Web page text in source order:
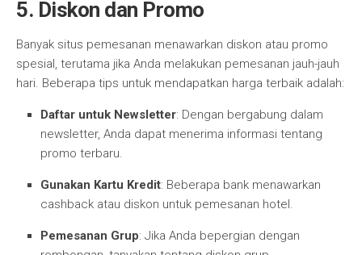
5. Diskon dan Promo
Banyak situs pemesanan menawarkan diskon atau promo
spesial, terutama jika Anda melakukan pemesanan jauh-jauh
hari. Beberapa tips untuk mendapatkan harga terbaik adalah:
Daftar untuk Newsletter: Dengan bergabung dalam
newsletter, Anda dapat menerima informasi tentang
promo terbaru.
Gunakan Kartu Kredit: Beberapa bank menawarkan
cashback atau diskon untuk pemesanan hotel.
Pemesanan Grup: Jika Anda bepergian dengan